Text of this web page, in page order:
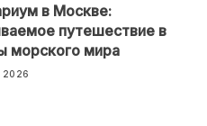
в Москве:
путешествие в
морского мира
2026